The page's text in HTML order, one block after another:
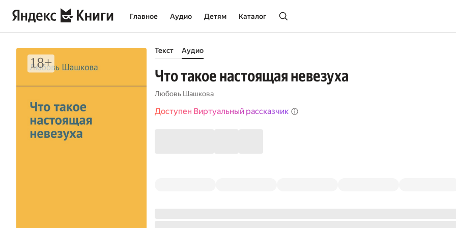
Главное Аудио Детям Каталог
Текст Аудио
Что такое настоящая невезуха
Любовь Шашкова
Доступен Виртуальный рассказчик